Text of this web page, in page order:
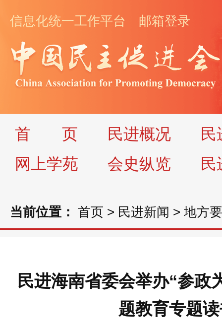
信息化统一工作平台 邮箱登录
首 页 民进概况
民
网上学苑
会史纵览 民
当前位置： 首页 > 民进新闻 > 地方
民进海南省委会举办“参政
题教育专题